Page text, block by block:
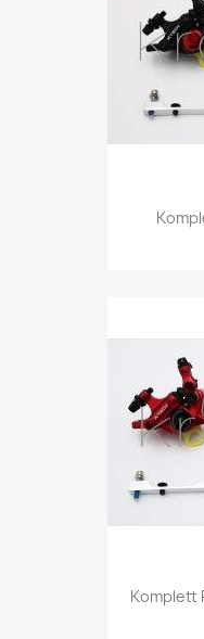
Komplett